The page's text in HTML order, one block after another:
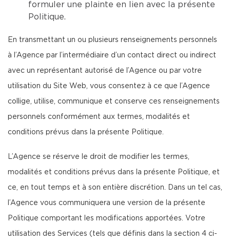
formuler une plainte en lien avec la présente
Politique.
En transmettant un ou plusieurs renseignements personnels
à l’Agence par l’intermédiaire d’un contact direct ou indirect
avec un représentant autorisé de l’Agence ou par votre
utilisation du Site Web, vous consentez à ce que l’Agence
collige, utilise, communique et conserve ces renseignements
personnels conformément aux termes, modalités et
conditions prévus dans la présente Politique.
L’Agence se réserve le droit de modifier les termes,
modalités et conditions prévus dans la présente Politique, et
ce, en tout temps et à son entière discrétion. Dans un tel cas,
l’Agence vous communiquera une version de la présente
Politique comportant les modifications apportées. Votre
utilisation des Services (tels que définis dans la section 4 ci-